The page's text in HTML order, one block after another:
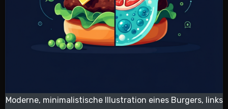
Moderne, minimalistische Illustration eines Burgers, links